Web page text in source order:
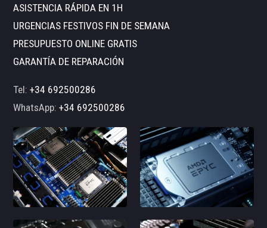
ASISTENCIA RÁPIDA EN 1H
URGENCIAS FESTIVOS FIN DE SEMANA
PRESUPUESTO ONLINE GRATIS
GARANTÍA DE REPARACIÓN
Tel:+34 692500286
WhatsApp:+34 692500286